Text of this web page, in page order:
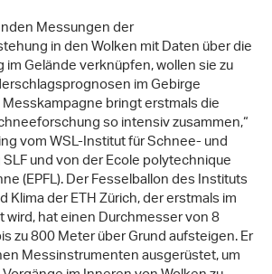
Messungen der
in den Wolken mit Daten über die
Gelände verknüpfen, wollen sie zu
im Gebirge
bringt erstmals die
so intensiv zusammen,“
vom WSL-Institut für Schnee- und
und von der Ecole polytechnique
(EPFL). Der Fesselballon des Instituts
Klima der ETH Zürich, der erstmals im
hat einen Durchmesser von 8
zu 800 Meter über Grund aufsteigen. Er
Messinstrumenten ausgerüstet, um